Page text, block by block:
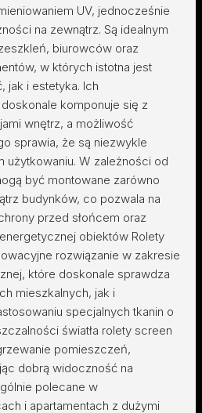
UV, jednocześnie
na zewnątrz. Są idealnym
biurowców oraz
w których istotna jest
jak i estetyka. Ich
komponuje się z
wnętrz, a możliwość
sprawia, że są niezwykle
użytkowaniu. W zależności od
być montowane zarówno
budynków, co pozwala na
przed słońcem oraz
obiektów Rolety
rozwiązanie w zakresie
które doskonale sprawdza
mieszkalnych, jak i
specjalnych tkanin o
światła rolety screen
pomieszczeń,
dobrą widoczność na
polecane w
i apartamentach z dużymi